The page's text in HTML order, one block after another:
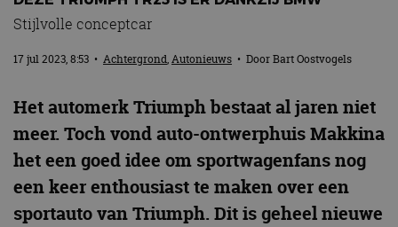
Stijlvolle conceptcar
17 jul 2023, 8:53 • Achtergrond,Autonieuws • DoorBart Oostvogels
Het automerk Triumph bestaat al jaren niet
meer. Toch vond auto-ontwerphuis Makkina
het een goed idee om sportwagenfans nog
een keer enthousiast te maken over een
sportauto van Triumph. Dit is geheel nieuwe